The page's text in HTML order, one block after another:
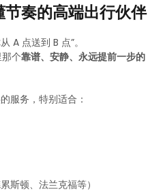
奏的高端出行伙伴
A 点送到 B 点”。
个靠谱、安静、永远提前一步的
服务，特别适合：
斯顿、法兰克福等）